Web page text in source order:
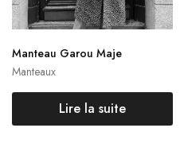
Manteaux
Manteau Garou Maje
Lire la suite